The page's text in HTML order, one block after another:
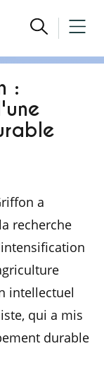
:
a
recherche
intellectuel
qui a mis
durable